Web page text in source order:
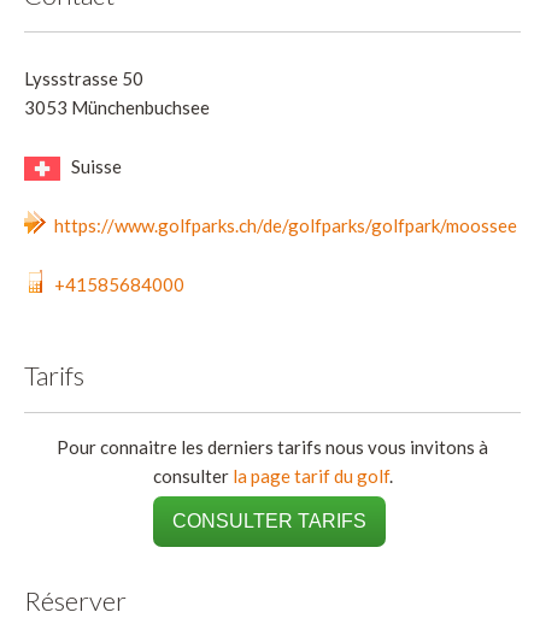
Lyssstrasse 50
3053 Münchenbuchsee
Suisse
https://www.golfparks.ch/de/golfparks/golfpark/moossee
+41585684000
Tarifs
Pour connaitre les derniers tarifs nous vous invitons à
consulter la page tarif du golf.
CONSULTER TARIFS
Réserver